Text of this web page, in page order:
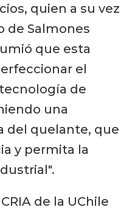
quien a su vez
de Salmones
que esta
el
de
una
del quelante, que
y permita la
de la UChile